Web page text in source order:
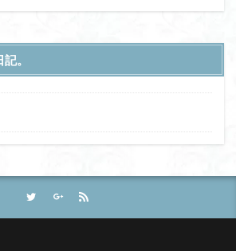
。